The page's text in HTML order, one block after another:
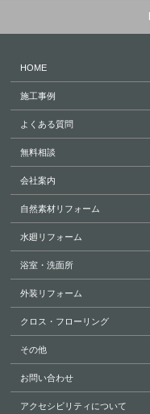
HOME
施工事例
よくある質問
無料相談
会社案内
自然素材リフォーム
水廻リフォーム
浴室・洗面所
外装リフォーム
クロス・フローリング
その他
お問い合わせ
アクセシビリティについて